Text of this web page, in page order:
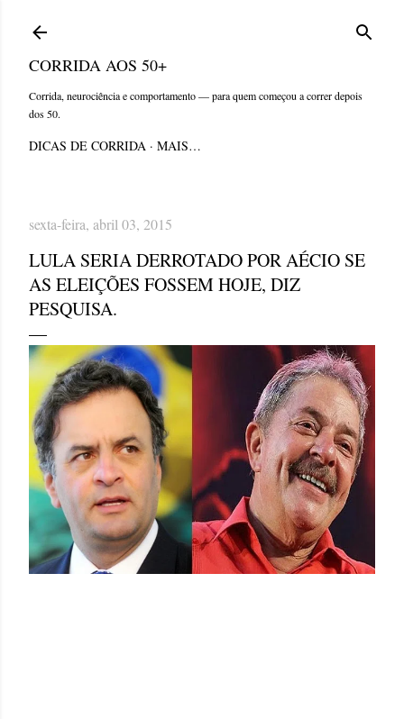
CORRIDA AOS 50+
Corrida, neurociência e comportamento — para quem começou a correr depois
dos 50.
DICAS DE CORRIDA MAIS…
sexta-feira, abril 03, 2015
LULA SERIA DERROTADO POR AÉCIO SE
AS ELEIÇÕES FOSSEM HOJE, DIZ
PESQUISA.